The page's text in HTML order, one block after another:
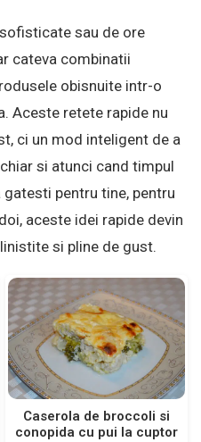
sau de ore
cateva combinatii
obisnuite intr-o
Aceste retete rapide nu
ci un mod inteligent de a
si atunci cand timpul
pentru tine, pentru
aceste idei rapide devin
si pline de gust.
Caserola de broccoli si
conopida cu pui la cuptor